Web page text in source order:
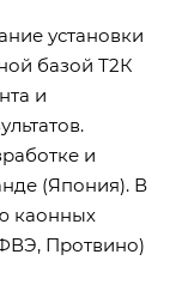
установки
базой Т2К
и
и
(Япония). В
каонных
Протвино)